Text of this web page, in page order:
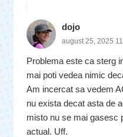
dojo
august 25, 2025
Problema este ca sterg
mai poti vedea nimic
Am incercat sa vedem
nu exista decat asta de
misto nu se mai gasesc
actual. Uff.